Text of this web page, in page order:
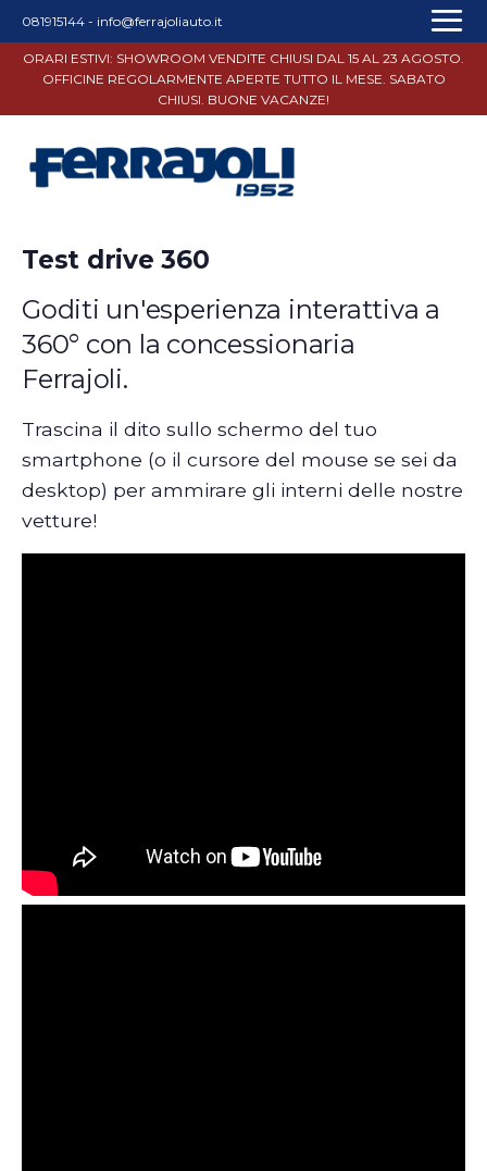
081915144 - info@ferrajoliauto.it
ORARI ESTIVI: SHOWROOM VENDITE CHIUSI DAL 15 AL 23 AGOSTO.
OFFICINE REGOLARMENTE APERTE TUTTO IL MESE. SABATO
CHIUSI. BUONE VACANZE!
Test drive 360
Goditi un'esperienza interattiva a
360° con la concessionaria
Ferrajoli.
Trascina il dito sullo schermo del tuo
smartphone (o il cursore del mouse se sei da
desktop) per ammirare gli interni delle nostre
vetture!